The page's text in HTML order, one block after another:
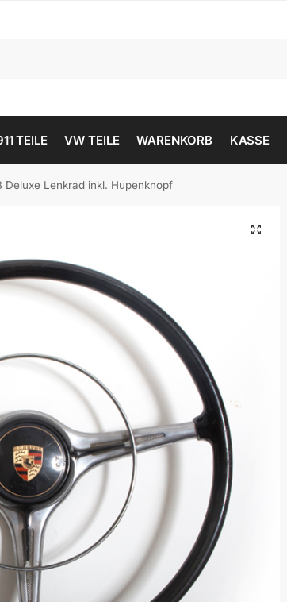
TEILE VW TEILE WARENKORB KASSE
Deluxe Lenkrad inkl. Hupenknopf